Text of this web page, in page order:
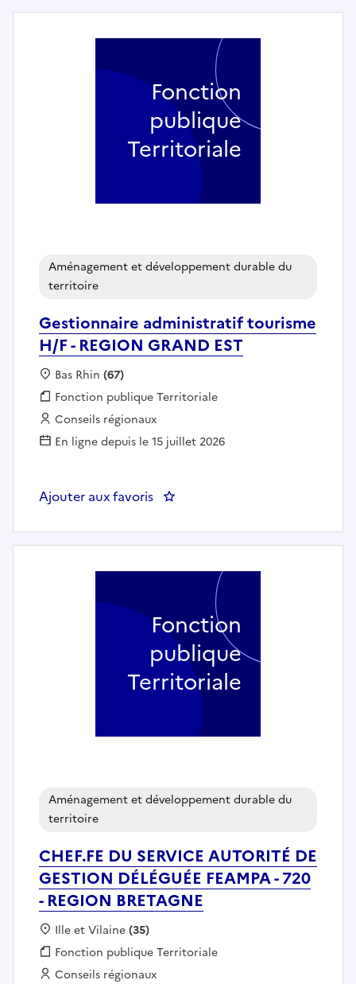
Gestionnaire administratif tourisme
H/F - REGION GRAND EST
Aménagement et développement durable du
territoire
Localisation :
Bas Rhin (67)
Fonction publique :
Fonction publique Territoriale
Employeur :
Conseils régionaux
En ligne depuis le 15 juillet 2026
Ajouter aux favoris : Gestionnaire administratif
Fonction
publique
Territoriale
CHEF.FE DU SERVICE AUTORITÉ DE
GESTION DÉLÉGUÉE FEAMPA - 720
- REGION BRETAGNE
Aménagement et développement durable du
territoire
Localisation :
Ille et Vilaine(35)
Fonction publique :
Fonction publique Territoriale
Employeur :
Conseils régionaux
Fonction
publique
Territoriale